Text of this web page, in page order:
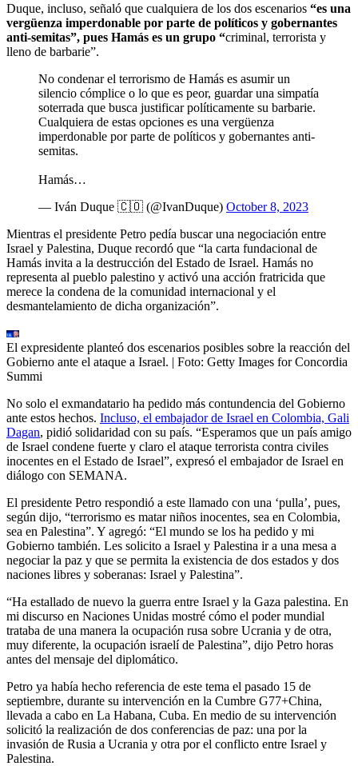
Duque, incluso, señaló que cualquiera de los dos escenarios “es una
vergüenza imperdonable por parte de políticos y gobernantes
anti-semitas”, pues Hamás es un grupo “criminal, terrorista y
lleno de barbarie”.
No condenar el terrorismo de Hamás es asumir un
silencio cómplice o lo que es peor, guardar una simpatía
soterrada que busca justificar políticamente su barbarie.
Cualquiera de estas opciones es una vergüenza
imperdonable por parte de políticos y gobernantes anti-
semitas.
Hamás…
— Iván Duque 🇨🇴 (@IvanDuque) October 8, 2023
Mientras el presidente Petro pedía buscar una negociación entre
Israel y Palestina, Duque recordó que “la carta fundacional de
Hamás invita a la destrucción del Estado de Israel. Hamás no
representa al pueblo palestino y activó una acción fratricida que
merece la condena de la comunidad internacional y el
desmantelamiento de dicha organización”.
El expresidente planteó dos escenarios posibles sobre la reacción del
Gobierno ante el ataque a Israel. | Foto: Getty Images for Concordia
Summi
No solo el exmandatario ha pedido más contundencia del Gobierno
ante estos hechos. Incluso, el embajador de Israel en Colombia, Gali
Dagan, pidió solidaridad con su país. “Esperamos que un país amigo
de Israel condene fuerte y claro el ataque terrorista contra civiles
inocentes en el Estado de Israel”, expresó el embajador de Israel en
diálogo con SEMANA.
El presidente Petro respondió a este llamado con una ‘pulla’, pues,
según dijo, “terrorismo es matar niños inocentes, sea en Colombia,
sea en Palestina”. Y agregó: “El mundo se los ha pedido y mi
Gobierno también. Les solicito a Israel y Palestina ir a una mesa a
negociar la paz y que se permita la existencia de dos estados y dos
naciones libres y soberanas: Israel y Palestina”.
“Ha estallado de nuevo la guerra entre Israel y la Gaza palestina. En
mi discurso en Naciones Unidas mostré cómo el poder mundial
trataba de una manera la ocupación rusa sobre Ucrania y de otra,
muy diferente, la ocupación israelí de Palestina”, dijo Petro horas
antes del mensaje del diplomático.
Petro ya había hecho referencia de este tema el pasado 15 de
septiembre, durante su intervención en la Cumbre G77+China,
llevada a cabo en La Habana, Cuba. En medio de su intervención
solicitó la realización de dos conferencias de paz: una por la
invasión de Rusia a Ucrania y otra por el conflicto entre Israel y
Palestina.